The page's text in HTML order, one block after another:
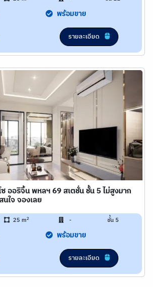
พร้อมขาย
รายละเอียด
ออริจิ้น พหลฯ 69 สเตชั่น ชั้น 5 ไม่สูงมาก
ใจ จองเลย
25 m2 - ชั้น 5
พร้อมขาย
รายละเอียด